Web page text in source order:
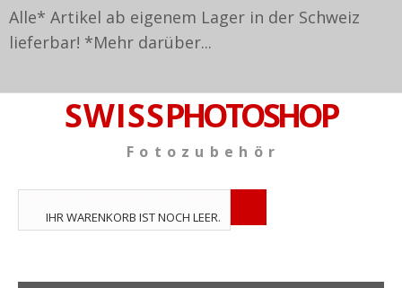
Alle* Artikel ab eigenem Lager in der Schweiz
lieferbar! *Mehr darüber...
S W I S SPHOTOSHOP
F o t o z u b e h ö r
IHR WARENKORB IST NOCH LEER.